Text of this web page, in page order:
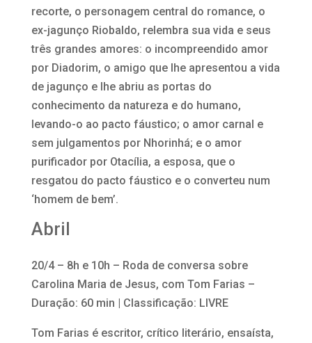
recorte, o personagem central do romance, o
ex-jagunço Riobaldo, relembra sua vida e seus
três grandes amores: o incompreendido amor
por Diadorim, o amigo que lhe apresentou a vida
de jagunço e lhe abriu as portas do
conhecimento da natureza e do humano,
levando-o ao pacto fáustico; o amor carnal e
sem julgamentos por Nhorinhá; e o amor
purificador por Otacília, a esposa, que o
resgatou do pacto fáustico e o converteu num
‘homem de bem’.
Abril
20/4 – 8h e 10h – Roda de conversa sobre
Carolina Maria de Jesus, com Tom Farias –
Duração: 60 min | Classificação: LIVRE
Tom Farias é escritor, crítico literário, ensaísta,